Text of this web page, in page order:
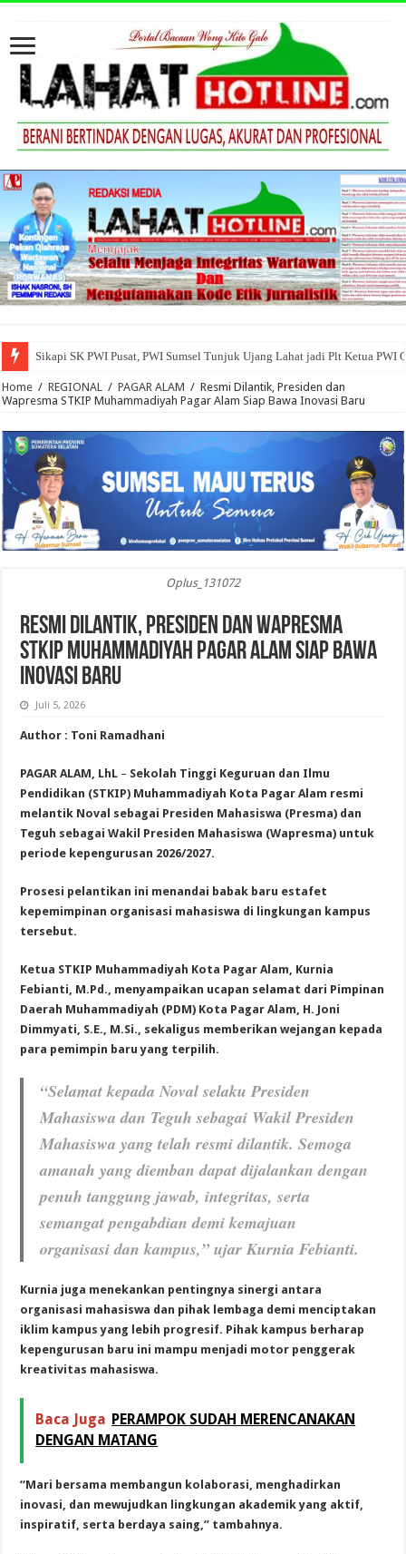
Sikapi SK PWI Pusat, PWI Sumsel Tunjuk Ujang Lahat jadi Plt Ketua PWI
Home / REGIONAL / PAGAR ALAM / Resmi Dilantik, Presiden dan
Wapresma STKIP Muhammadiyah Pagar Alam Siap Bawa Inovasi Baru
Oplus_131072
Resmi Dilantik, Presiden dan Wapresma
STKIP Muhammadiyah Pagar Alam Siap Bawa
Inovasi Baru
Juli 5, 2026
Author : Toni Ramadhani
PAGAR ALAM, LhL – Sekolah Tinggi Keguruan dan Ilmu
Pendidikan (STKIP) Muhammadiyah Kota Pagar Alam resmi
melantik Noval sebagai Presiden Mahasiswa (Presma) dan
Teguh sebagai Wakil Presiden Mahasiswa (Wapresma) untuk
periode kepengurusan 2026/2027.
Prosesi pelantikan ini menandai babak baru estafet
kepemimpinan organisasi mahasiswa di lingkungan kampus
tersebut.
Ketua STKIP Muhammadiyah Kota Pagar Alam, Kurnia
Febianti, M.Pd., menyampaikan ucapan selamat dari Pimpinan
Daerah Muhammadiyah (PDM) Kota Pagar Alam, H. Joni
Dimmyati, S.E., M.Si., sekaligus memberikan wejangan kepada
para pemimpin baru yang terpilih.
“Selamat kepada Noval selaku Presiden
Mahasiswa dan Teguh sebagai Wakil Presiden
Mahasiswa yang telah resmi dilantik. Semoga
amanah yang diemban dapat dijalankan dengan
penuh tanggung jawab, integritas, serta
semangat pengabdian demi kemajuan
organisasi dan kampus,” ujar Kurnia Febianti.
Kurnia juga menekankan pentingnya sinergi antara
organisasi mahasiswa dan pihak lembaga demi menciptakan
iklim kampus yang lebih progresif. Pihak kampus berharap
kepengurusan baru ini mampu menjadi motor penggerak
kreativitas mahasiswa.
Baca Juga PERAMPOK SUDAH MERENCANAKAN
DENGAN MATANG
“Mari bersama membangun kolaborasi, menghadirkan
inovasi, dan mewujudkan lingkungan akademik yang aktif,
inspiratif, serta berdaya saing,” tambahnya.